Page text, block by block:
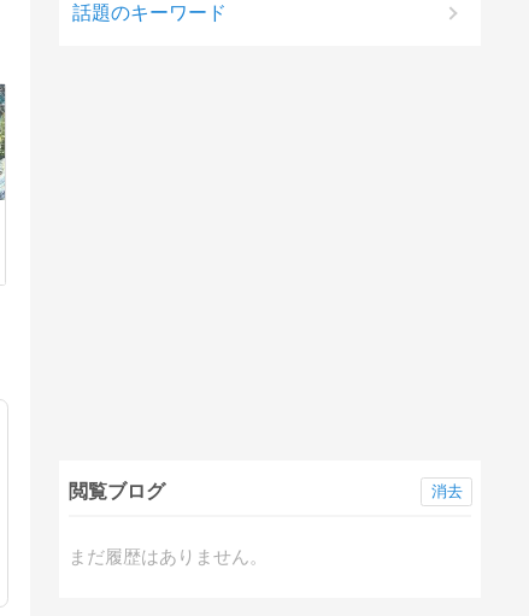
話題のキーワード
閲覧ブログ
まだ履歴はありません。
消去